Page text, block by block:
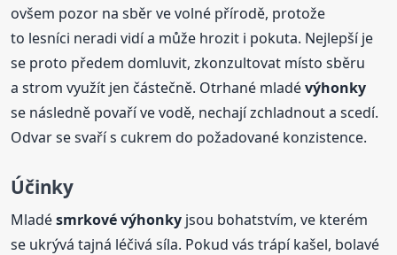
ovšem pozor na sběr ve volné přírodě, protože
to lesníci neradi vidí a může hrozit i pokuta. Nejlepší je
se proto předem domluvit, zkonzultovat místo sběru
a strom využít jen částečně. Otrhané mladévýhonky
se následně povaří ve vodě, nechají zchladnout a scedí.
Odvar se svaří s cukrem do požadované konzistence.
Účinky
Mladésmrkové výhonky jsou bohatstvím, ve kterém
se ukrývá tajná léčivá síla. Pokud vás trápí kašel, bolavé